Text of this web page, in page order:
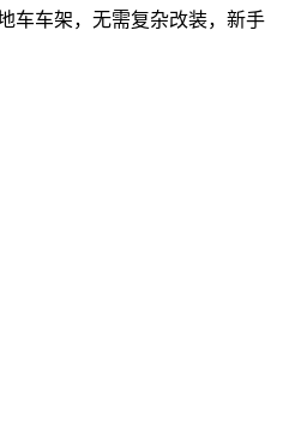
车车架，无需复杂改装，新手